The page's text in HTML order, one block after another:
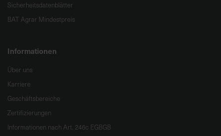
Sicherheitsdatenblätter
BAT Agrar Mindestpreis
Informationen
Über uns
Karriere
Geschäftsbereiche
Zertifizierungen
Informationen nach Art. 246c EGBGB